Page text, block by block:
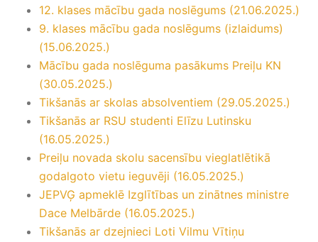
12. klases mācību gada noslēgums (21.06.2025.)
9. klases mācību gada noslēgums (izlaidums)
(15.06.2025.)
Mācību gada noslēguma pasākums Preiļu KN
(30.05.2025.)
Tikšanās ar skolas absolventiem (29.05.2025.)
Tikšanās ar RSU studenti Elīzu Lutinsku
(16.05.2025.)
Preiļu novada skolu sacensību vieglatlētikā
godalgoto vietu ieguvēji (16.05.2025.)
JEPVĢ apmeklē Izglītības un zinātnes ministre
Dace Melbārde (16.05.2025.)
Tikšanās ar dzejnieci Loti Vilmu Vītiņu